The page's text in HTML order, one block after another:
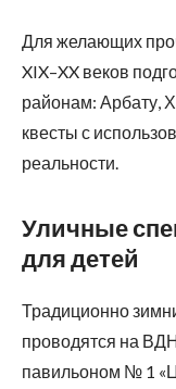
Для желающих
XIX–XX веков
районам: Арбату,
квесты с
реальности.
Уличные
для детей
Традиционно
проводятся на
павильоном № 1